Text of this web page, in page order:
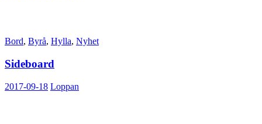
Bord, Byrå, Hylla, Nyhet
Sideboard
2017-09-18 Loppan